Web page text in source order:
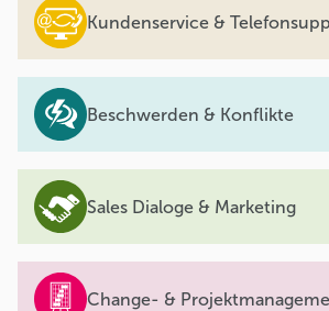
Kundenservice &
Beschwerden & Konflikte
Sales Dialoge & Marketing
Change- &